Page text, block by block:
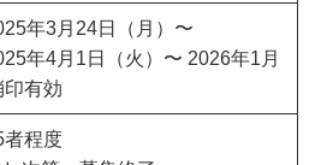
年3⽉24⽇（月）〜
年4⽉1⽇（火）〜 2026年1⽉
印有効
程度